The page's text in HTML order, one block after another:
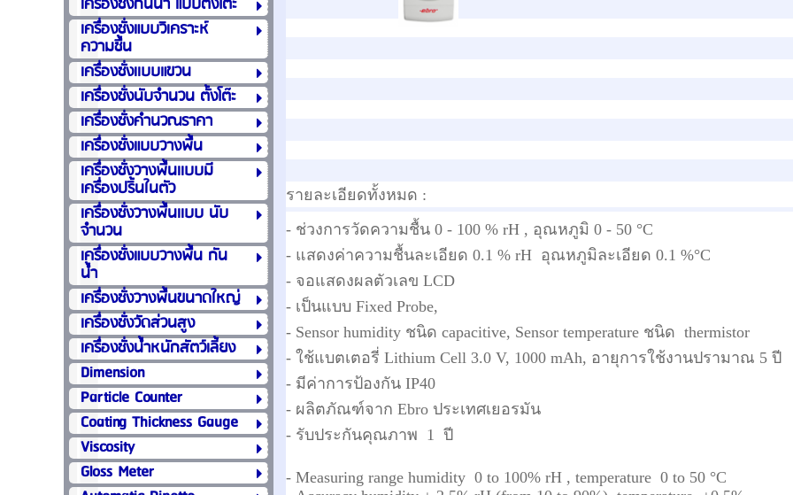
เครื่องชั่งแบบวิเคราะห์
ความชื้น
เครื่องชั่งเเบบแขวน
เครื่องชั่งนับจำนวน ตั้งโต๊ะ
เครื่องชั่งคำนวณราคา
เครื่องชั่งแบบวางพื้น
เครื่องชั่งวางพื้นเเบบมี
เครื่องปริ้นในตัว
เครื่องชั่งวางพื้นเเบบ นับ
จำนวน
เครื่องชั่งแบบวางพื้น กัน
น้ำ
เครื่องชั่งวางพื้นขนาดใหญ่
เครื่องชั่งวัดส่วนสูง
เครื่องชั่งน้ำหนักสัตว์เลี้ยง
Dimension
Particle Counter
Coating Thickness Gauge
Viscosity
Gloss Meter
รายละเอียดทั้งหมด :
- ช่วงการวัดความชื้น 0 - 100 % rH , อุณหภูมิ 0 - 50 °C
- แสดงค่าความชื้นละเอียด 0.1 % rH อุณหภูมิละเอียด 0.1 %°C
- จอแสดงผลตัวเลข LCD
- เป็นแบบ Fixed Probe,
- Sensor humidity ชนิด capacitive, Sensor temperature ชนิด thermistor
- ใช้แบตเตอรี่ Lithium Cell 3.0 V, 1000 mAh, อายุการใช้งานปรามาณ 5 ปี
- มีค่าการป้องกัน IP40
- ผลิตภัณฑ์จาก Ebro ประเทศเยอรมัน
- รับประกันคุณภาพ 1 ปี
- Measuring range humidity 0 to 100% rH , temperature 0 to 50 °C